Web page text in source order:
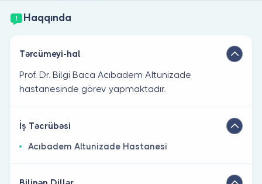
Haqqında
Tərcümeyi-hal
Prof. Dr. Bilgi Baca Acıbadem Altunizade
hastanesinde görev yapmaktadır.
İş Təcrübəsi
Acıbadem Altunizade Hastanesi